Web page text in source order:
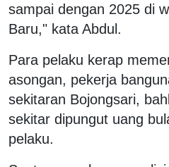
sampai dengan 2025 di
Baru," kata Abdul.
Para pelaku kerap
asongan, pekerja
sekitaran Bojongsari,
sekitar dipungut uang
pelaku.